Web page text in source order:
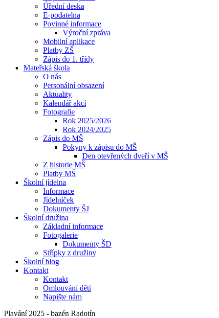
Úřední deska
E-podatelna
Povinné informace
Výroční zpráva
Mobilní aplikace
Platby ZŠ
Zápis do 1. třídy
Mateřská škola
O nás
Personální obsazení
Aktuality
Kalendář akcí
Fotografie
Rok 2025/2026
Rok 2024/2025
Zápis do MŠ
Pokyny k zápisu do MŠ
Den otevřených dveří v MŠ
Z historie MŠ
Platby MŠ
Školní jídelna
Informace
Jídelníček
Dokumenty ŠJ
Školní družina
Základní informace
Fotogalerie
Dokumenty ŠD
Střípky z družiny
Školní blog
Kontakt
Kontakt
Omlouvání dětí
Napište nám
Plavání 2025 - bazén Radotín